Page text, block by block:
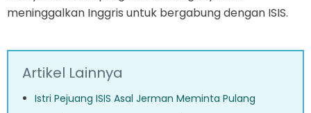
meninggalkan Inggris untuk bergabung dengan ISIS.
Artikel Lainnya
Istri Pejuang ISIS Asal Jerman Meminta Pulang